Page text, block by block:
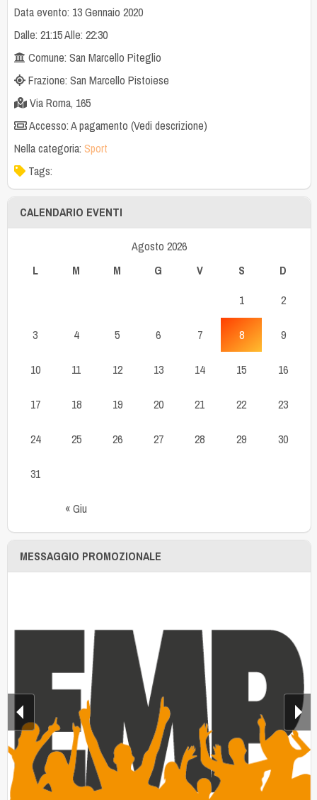
Data evento: 13 Gennaio 2020
Dalle: 21:15 Alle: 22:30
Comune: San Marcello Piteglio
Frazione: San Marcello Pistoiese
Via Roma, 165
Accesso: A pagamento (Vedi descrizione)
Nella categoria: Sport
Tags:
CALENDARIO EVENTI
Agosto 2026
L
M M G V S D
« Giu
1 2
3 4 5 6 7 8 9
10 11 12 13 14 15 16
17 18 19 20 21 22 23
24 25 26 27 28 29 30
31
MESSAGGIO PROMOZIONALE